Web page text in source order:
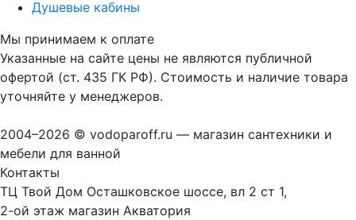
Душевые кабины
Мы принимаем к оплате
Указанные на сайте цены не являются публичной
офертой (ст. 435 ГК РФ). Стоимость и наличие товара
уточняйте у менеджеров.
2004–2026 © vodoparoff.ru — магазин сантехники и
мебели для ванной
Контакты
ТЦ Твой Дом Осташковское шоссе, вл 2 ст 1,
2-ой этаж магазин Акватория